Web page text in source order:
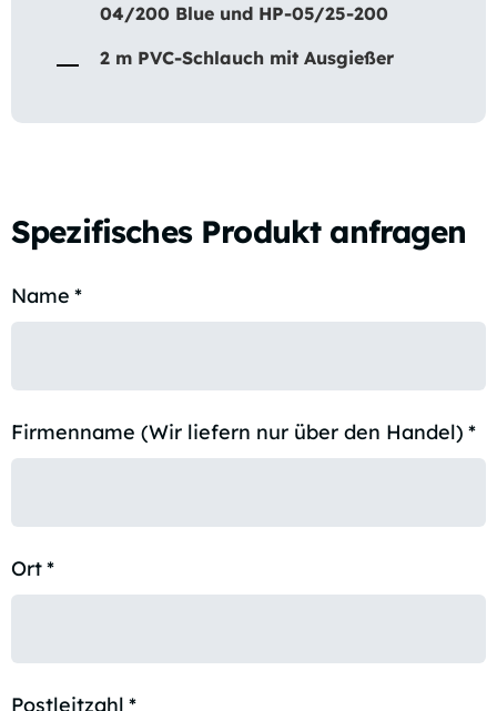
04/200 Blue und HP-05/25-200
2 m PVC-Schlauch mit Ausgießer
Spezifisches Produkt anfragen
Name *
Firmenname (Wir liefern nur über den Handel) *
Ort*
Postleitzahl *